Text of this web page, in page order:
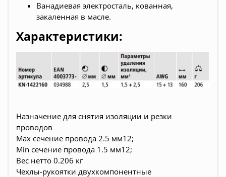
Ванадиевая электросталь, кованная,
закаленная в масле.
Характеристики:
Назначение для снятия изоляции и резки
проводов
Max сечение провода 2.5 мм12;
Min сечение провода 1.5 мм12;
Вес нетто 0.206 кг
Чехлы-рукоятки двухкомпонентные